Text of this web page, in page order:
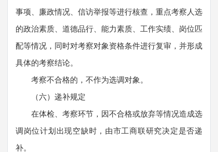
事项、廉政情况、信访举报等进行核查，重点考察人选
的政治素质、道德品行、能力素质、工作实绩、岗位匹
配等情况，同时对考察对象资格条件进行复审，并形成
具体的考察结论。
考察不合格的，不作为选调对象。
（六）递补规定
在体检、考察环节，因不合格或放弃等情况造成选
调岗位计划出现空缺时，由市工商联研究决定是否递
补。